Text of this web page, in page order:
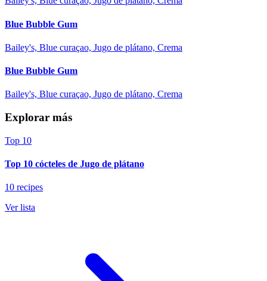
Blue Bubble Gum
Bailey's, Blue curaçao, Jugo de plátano, Crema
Blue Bubble Gum
Bailey's, Blue curaçao, Jugo de plátano, Crema
Explorar más
Top 10
Top 10 cócteles de Jugo de plátano
10 recipes
Ver lista